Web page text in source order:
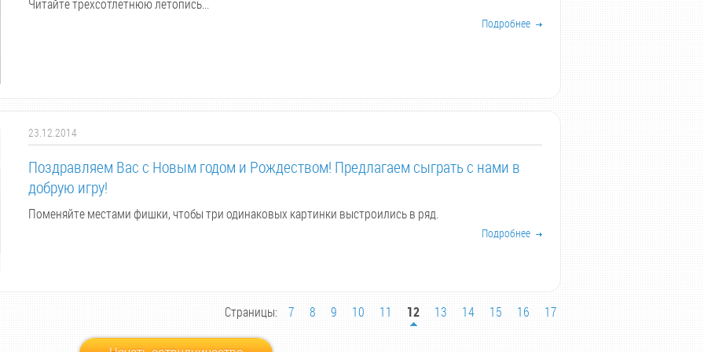
Читайте трехсотлетнюю летопись...
Подробнее
23.12.2014
Поздравляем Вас с Новым годом и Рождеством! Предлагаем сыграть с нами в
добрую игру!
Поменяйте местами фишки, чтобы три одинаковых картинки выстроились в ряд.
Подробнее
Страницы: 7 8 9 10 11 12 13 14 15 16 17